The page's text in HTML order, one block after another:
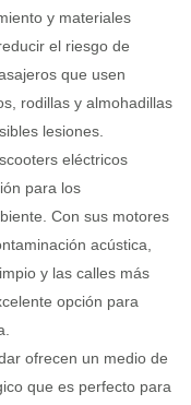
y materiales
el riesgo de
que usen
rodillas y almohadillas
lesiones.
eléctricos
para los
Con sus motores
acústica,
y las calles más
opción para
ofrecen un medio de
que es perfecto para